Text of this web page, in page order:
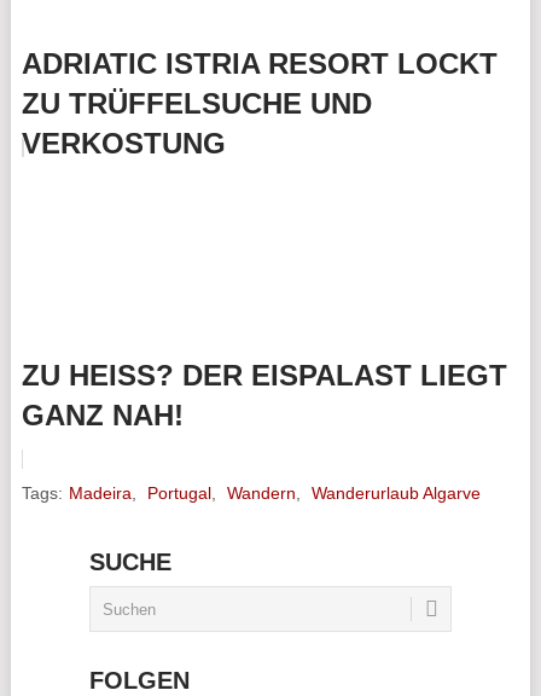
ADRIATIC ISTRIA RESORT LOCKT
ZU TRÜFFELSUCHE UND
VERKOSTUNG
ZU HEISS? DER EISPALAST LIEGT G
ANZ NAH!
Tags: Madeira, Portugal, Wandern, Wanderurlaub Algarve
SUCHE
FOLGEN